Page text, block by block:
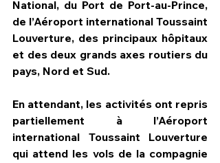
National, du Port de Port-au-Prince,
de l’Aéroport international Toussaint
Louverture, des principaux hôpitaux
et des deux grands axes routiers du
pays, Nord et Sud.
En attendant, les activités ont repris
partiellement à l’Aéroport
international Toussaint Louverture
qui attend les vols de la compagnie